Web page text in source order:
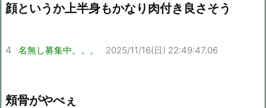
顔というか上半身もかなり肉付き良さそう
4 名無し募集中。。。 2025/11/16(日) 22:49:47.06
頬骨がやべぇ